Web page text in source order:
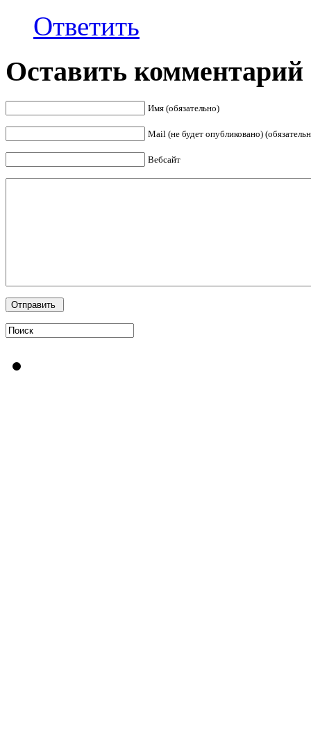
Ответить
Оставить комментарий
Имя (обязательно)
Mail (не будет опубликовано)
Вебсайт